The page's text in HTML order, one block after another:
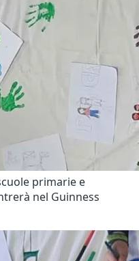
primarie e
nel Guinness